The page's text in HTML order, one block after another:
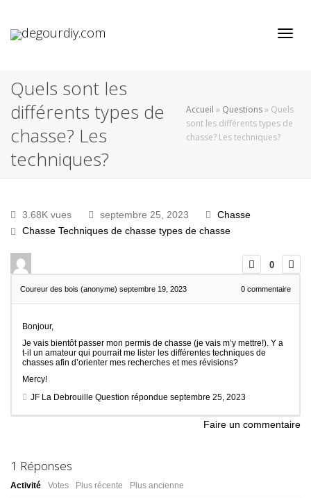
Quels sont les
différents types de
chasse? Les
techniques?
Accueil » Questions» Quels
sont les différents types de
chasse? Les techniques?
3.68K vues septembre 25, 2023
Chasse
Chasse Techniques de chasse types de chasse
0
Coureur des bois (anonyme) septembre 19, 2023 0 commentaire
Bonjour,
Je vais bientôt passer mon permis de chasse (je vais m’y mettre!). Y a
t-il un amateur qui pourrait me lister les différentes techniques de
chasses afin d’orienter mes recherches et mes révisions?
Mercy!
JF La Debrouille Question répondue septembre 25, 2023
Faire un commentaire
1 Réponses
Activité Votes Plus récente Plus ancienne